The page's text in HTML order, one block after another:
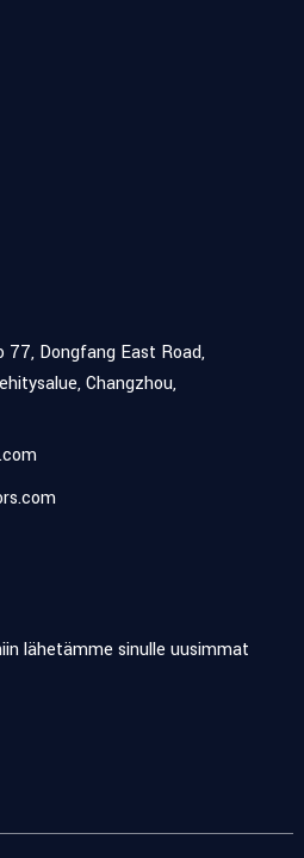
77, Dongfang East Road,
Changzhou,
lähetämme sinulle uusimmat